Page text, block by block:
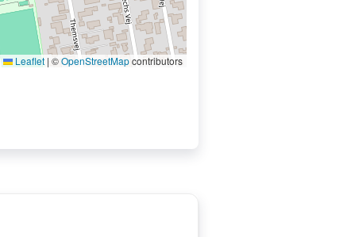
Leaflet | ©OpenStreetMapcontributors